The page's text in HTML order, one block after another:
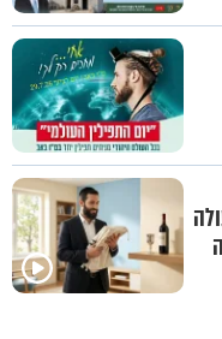
הפעולה
למה אנחנו לא רואים את